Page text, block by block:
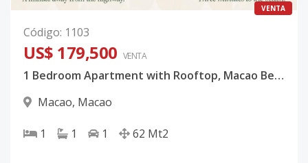
VENTA
Código: 1103
US$ 179,500 VENTA
1 Bedroom Apartment with Rooftop, Macao Beach, Punta Cana
Macao, Macao
1 1 1 62 Mt2